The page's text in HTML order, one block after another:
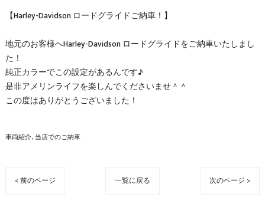
【Harley-Davidson ロードグライドご納車！】
地元のお客様へHarley-Davidson ロードグライドをご納車いたしまし
た！
純正カラーでこの設定があるんです♪
是非アメリンライフを楽しんでくださいませ＾＾
この度はありがとうございました！
車両紹介 当店でのご納車
< 前のページ 一覧に戻る 次のページ >